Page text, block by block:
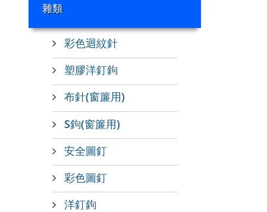
雜類
彩色迴紋針
塑膠洋釘鉤
布針(窗簾用)
S鉤(窗簾用)
安全圖釘
彩色圖釘
洋釘鉤